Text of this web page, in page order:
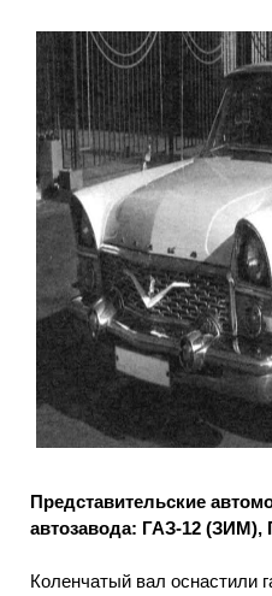
Представительские
автозавода: ГАЗ-12 (ЗИМ),
Коленчатый вал оснастили